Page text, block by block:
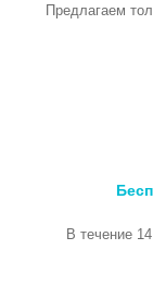
Предлагаем
В течение